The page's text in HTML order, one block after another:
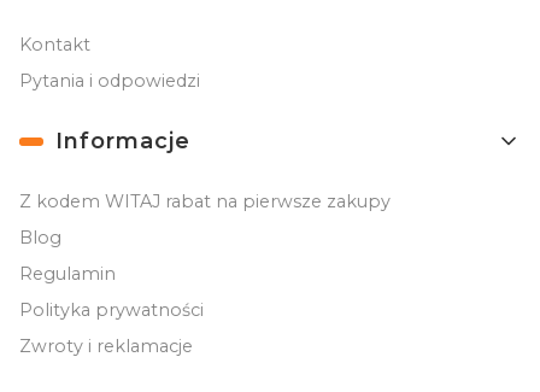
Kontakt
Pytania i odpowiedzi
Informacje
Z kodem WITAJ rabat na pierwsze zakupy
Blog
Regulamin
Polityka prywatności
Zwroty i reklamacje